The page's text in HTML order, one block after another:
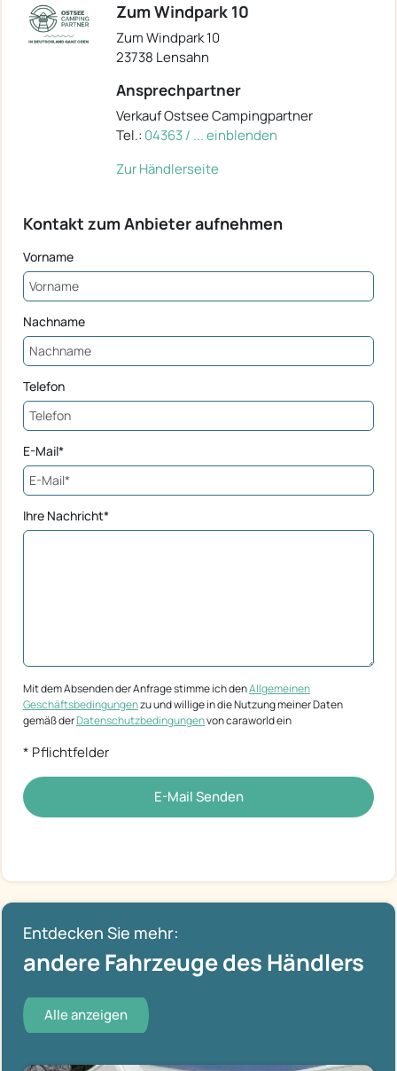
Zum Windpark 10
Zum Windpark 10
23738 Lensahn
Ansprechpartner
Verkauf Ostsee Campingpartner
Tel.: 04363 / ... einblenden
Zur Händlerseite
Kontakt zum Anbieter aufnehmen
Vorname
Nachname
Telefon
E-Mail*
Ihre Nachricht*
Mit dem Absenden der Anfrage stimme ich denAllgemeinen
Geschäftsbedingungenzu und willige in die Nutzung meiner Daten
gemäß derDatenschutzbedingungenvon caraworld ein
* Pflichtfelder
E-Mail Senden
Entdecken Sie mehr:
andere Fahrzeuge des Händlers
Alle anzeigen